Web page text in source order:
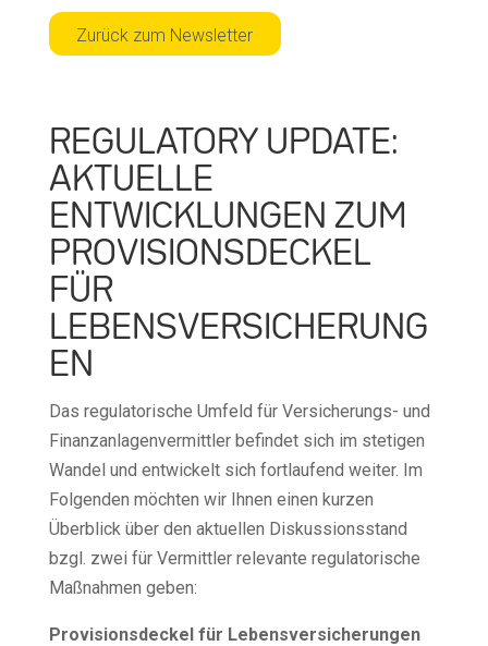
Zurück zum Newsletter
REGULATORY UPDATE:
AKTUELLE
ENTWICKLUNGEN ZUM
PROVISIONSDECKEL
FÜR
LEBENSVERSICHERUNG
EN
Das regulatorische Umfeld für Versicherungs- und
Finanzanlagenvermittler befindet sich im stetigen
Wandel und entwickelt sich fortlaufend weiter. Im
Folgenden möchten wir Ihnen einen kurzen
Überblick über den aktuellen Diskussionsstand
bzgl. zwei für Vermittler relevante regulatorische
Maßnahmen geben:
Provisionsdeckel für Lebensversicherungen